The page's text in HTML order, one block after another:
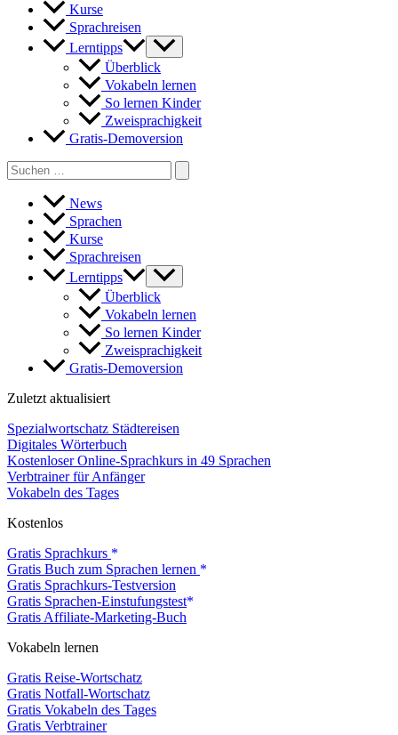
Kurse
Sprachreisen
Lerntipps
Überblick
Vokabeln lernen
So lernen Kinder
Zweisprachigkeit
Gratis-Demoversion
Search
for:
News
Sprachen
Kurse
Sprachreisen
Lerntipps
Überblick
Vokabeln lernen
So lernen Kinder
Zweisprachigkeit
Gratis-Demoversion
Zuletzt aktualisiert
Spezialwortschatz Städtereisen
Digitales Wörterbuch
Kostenloser Online-Sprachkurs in 49 Sprachen
Verbtrainer für Anfänger
Vokabeln des Tages
Kostenlos
Gratis Sprachkurs
Gratis Buch zum Sprachen lernen
Gratis Sprachkurs-Testversion
Gratis Sprachen-Einstufungstest
Gratis Affiliate-Marketing-Buch
Vokabeln lernen
Gratis Reise-Wortschatz
Gratis Notfall-Wortschatz
Gratis Vokabeln des Tages
Gratis Verbtrainer